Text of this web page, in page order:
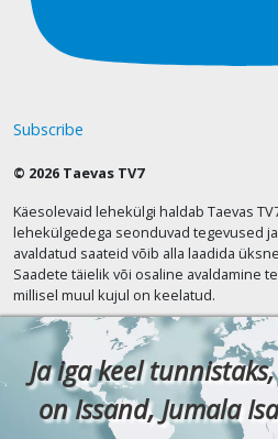
Subscribe
© 2026 Taevas TV7
Käesolevaid lehekülgi haldab Taevas
lehekülgedega seonduvad tegevused
avaldatud saateid võib alla laadida
Saadete täielik või osaline avaldamine
millisel muul kujul on keelatud.
Ja iga keel
on Issand, Jumala